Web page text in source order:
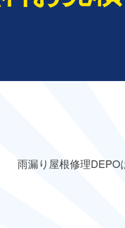
雨漏り屋根修理DEPO